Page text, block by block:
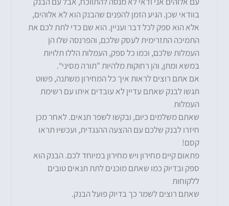
בוודאי שכן. הגיע הזמן להפנים שהבנק הוא לא אלוהים,
אלא הוא ספק לכל דבר ועניין. הוא שם כדי לתת לכם את
התמיכה התזרימית לעסק שלכם, והפרנסה שלו הן
העמלות שלכם, וכמו כל ספק, העמלות הללו תלויות
במשא ומתן, והן רחוקות מלהיות "תורה מסיני“.
אם אתם רוצים לראות איך כל המחירון משתנה, פשוט
תגשו לבנק שאתם עדיין לא עובדים איתו עם רשימת
העמלות
שאתם משלמים כיום, ובקשו לשפר תנאים. לאחר מכן
חיזרו לבנק שלכם עם ההצעה ההנגדית, ועכשיו תראו
קסם!
פתאום קיים מחירון ויש מחירון במיוחד לכם. הבנק הוא
ספק ובדיוק כמו שאתם מוכנים לתת תנאים טובים
ללקוחות
שאתם רוצים לשמר כך בדיוק פועל הבנק.